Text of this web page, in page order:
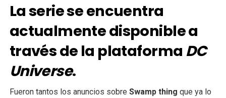
La serie se encuentra
actualmente disponible a
través de la plataforma DC
Universe.
Fueron tantos los anuncios sobre Swamp thing que ya lo